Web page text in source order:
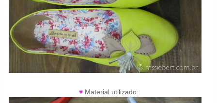
♥ Material utilizado: